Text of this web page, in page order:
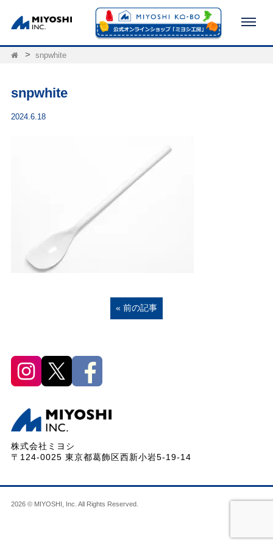
snpwhite
snpwhite
2024.6.18
« 前の記事
株式会社ミヨシ
〒124-0025 東京都葛飾区西新小岩5-19-14
2026 © MIYOSHI, Inc. All Rights Reserved.